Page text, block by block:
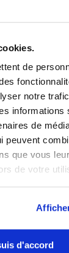
de
notre
informations
de
peuvent
que vous
de votre
d'accord
panier Détails